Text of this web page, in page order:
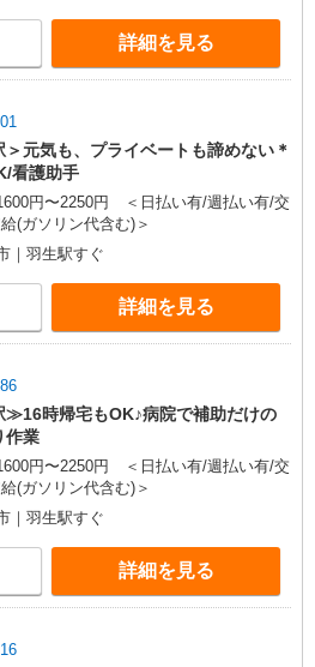
詳細を見る
＞元気も、プライベートも諦めない＊
看護助手
円〜2250円 ＜日払い有/週払い有/交
(ガソリン代含む)＞
｜羽生駅すぐ
詳細を見る
時帰宅もOK♪病院で補助だけの
作業
円〜2250円 ＜日払い有/週払い有/交
(ガソリン代含む)＞
｜羽生駅すぐ
詳細を見る